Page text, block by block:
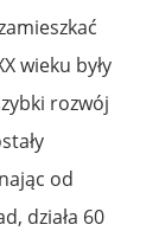
wieku były
rozwój
od
działa 60